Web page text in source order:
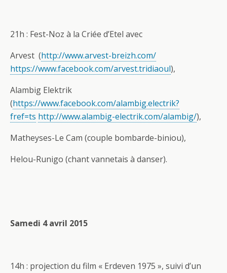
21h : Fest-Noz à la Criée d’Etel avec
Arvest (http://www.arvest-breizh.com/
https://www.facebook.com/arvest.tridiaoul),
Alambig Elektrik
(https://www.facebook.com/alambig.electrik?
fref=ts http://www.alambig-electrik.com/alambig/),
Matheyses-Le Cam (couple bombarde-biniou),
Helou-Runigo (chant vannetais à danser).
Samedi 4 avril 2015
14h : projection du film « Erdeven 1975 », suivi d’un